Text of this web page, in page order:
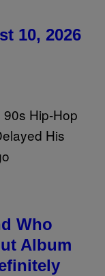
10, 2026
Who
Album